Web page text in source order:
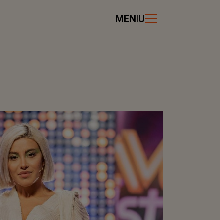
MENIU